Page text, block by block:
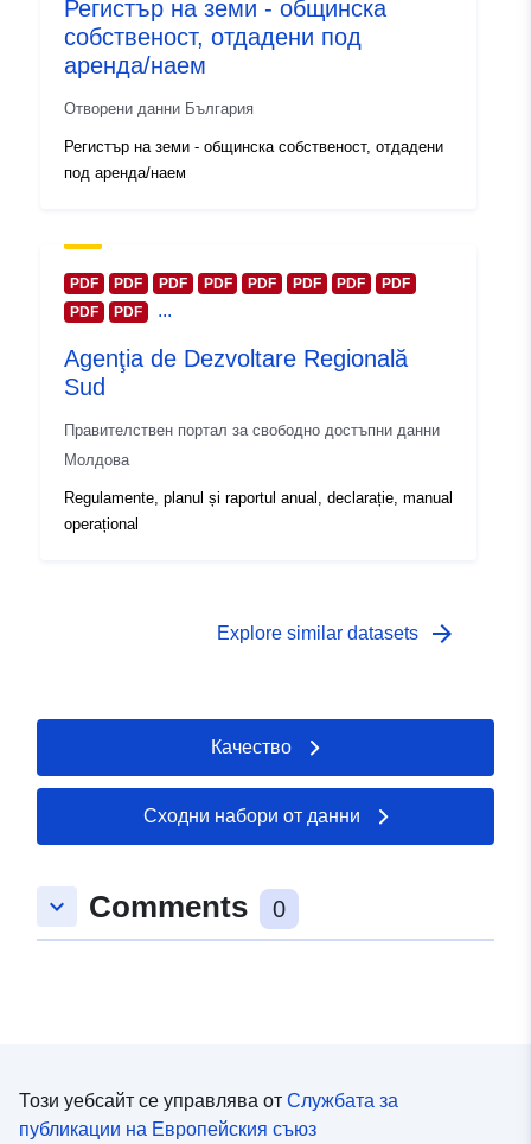
Регистър на земи - общинска
собственост, отдадени под
аренда/наем
Отворени данни България
Регистър на земи - общинска собственост, отдадени
под аренда/наем
PDF PDF PDF PDF PDF PDF PDF
PDF
PDF
PDF ...
Agenţia de Dezvoltare Regională
Sud
Правителствен портал за свободно достъпни данни
Молдова
Regulamente, planul și raportul anual, declarație, manual
operațional
Explore similar datasets arrow_forward
Качество
Сходни набори от данни
keyboard_arrow_down Comments 0
Този уебсайт се управлява от Службата за
публикации на Европейския съюз